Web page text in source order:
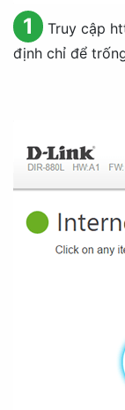
1
Truy cập
định chỉ để